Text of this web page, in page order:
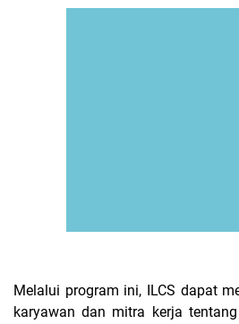
Melalui program ini, ILCS dapat
karyawan dan mitra kerja